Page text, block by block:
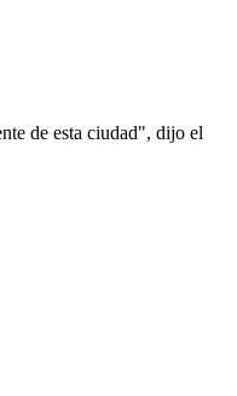
de esta ciudad", dijo el